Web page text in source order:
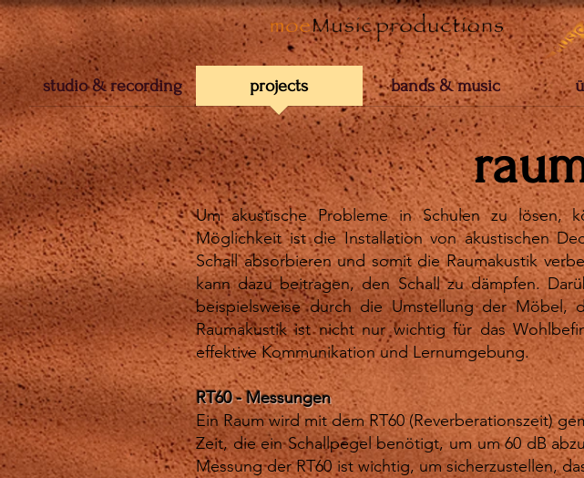
studio & recording projects bands & music
Um akustische Probleme in Schulen zu lösen,
Möglichkeit ist die Installation von akustischen
Schall absorbieren und somit die Raumakustik
kann dazu beitragen, den Schall zu dämpfen.
beispielsweise durch die Umstellung der Möbel,
Raumakustik ist nicht nur wichtig für das
effektive Kommunikation und Lernumgebung.
RT60 - Messungen
Ein Raum wird mit dem RT60 (Reverberationszeit)
Zeit, die ein Schallpegel benötigt, um um 60 dB
Messung der RT60 ist wichtig, um sicherzustellen,